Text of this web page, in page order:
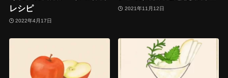
レシピ
2022年4月17日
2021年11月12日